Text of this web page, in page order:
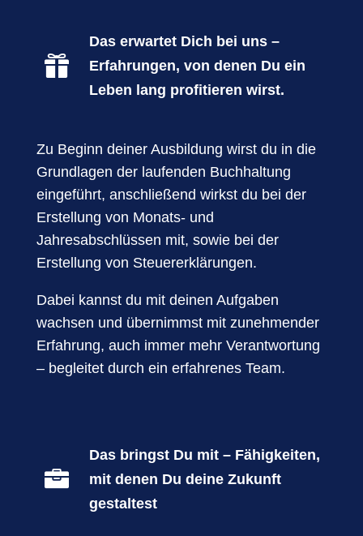

Das erwartet Dich bei uns –
Erfahrungen, von denen Du ein
Leben lang profitieren wirst.
Zu Beginn deiner Ausbildung wirst du in die
Grundlagen der laufenden Buchhaltung
eingeführt, anschließend wirkst du bei der
Erstellung von Monats- und
Jahresabschlüssen mit, sowie bei der
Erstellung von Steuererklärungen.
Dabei kannst du mit deinen Aufgaben
wachsen und übernimmst mit zunehmender
Erfahrung, auch immer mehr Verantwortung
– begleitet durch ein erfahrenes Team.

Das bringst Du mit – Fähigkeiten,
mit denen Du deine Zukunft
gestaltest